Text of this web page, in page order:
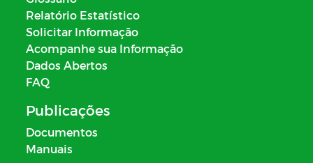
Relatório Estatístico
Solicitar Informação
Acompanhe sua Informação
Dados Abertos
FAQ
Publicações
Documentos
Manuais